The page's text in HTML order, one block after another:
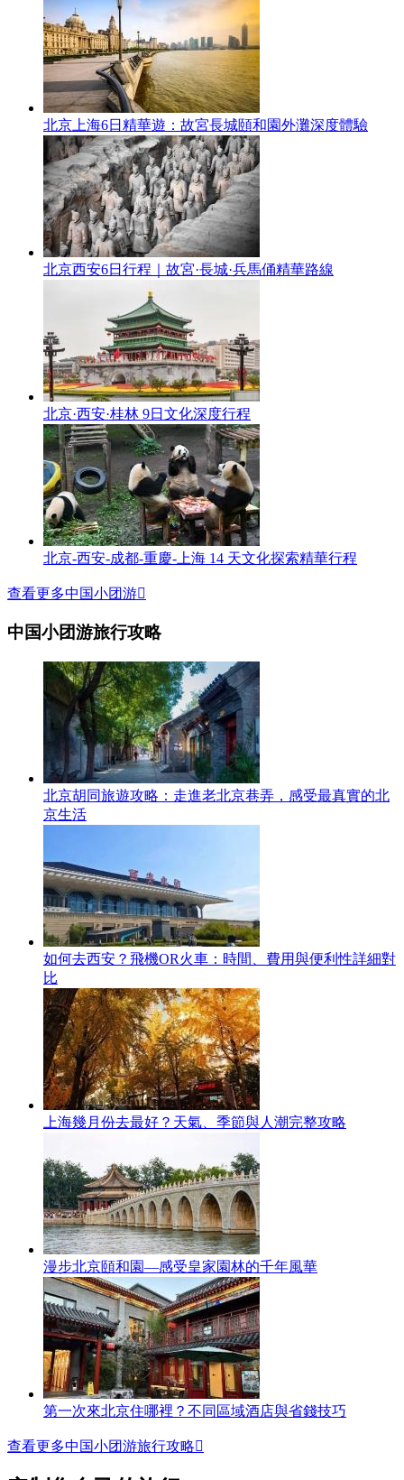
北京上海6日精華遊：故宮長城頤和園外灘深度體驗
北京西安6日行程｜故宮·長城·兵馬俑精華路線
北京·西安·桂林 9日文化深度行程
北京-西安-成都-重慶-上海 14 天文化探索精華行程
查看更多中国小团游
中国小团游旅行攻略
北京胡同旅遊攻略：走進老北京巷弄，感受最真實的北
京生活
如何去西安？飛機OR火車：時間、費用與便利性詳細對
比
上海幾月份去最好？天氣、季節與人潮完整攻略
漫步北京頤和園—感受皇家園林的千年風華
第一次來北京住哪裡？不同區域酒店與省錢技巧
查看更多中国小团游旅行攻略